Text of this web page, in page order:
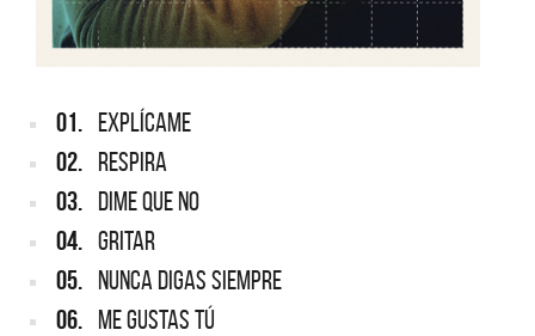
01. EXPLÍCAME
02. RESPIRA
03. DIME QUE NO
04. GRITAR
05. NUNCA DIGAS SIEMPRE
06. ME GUSTAS TÚ